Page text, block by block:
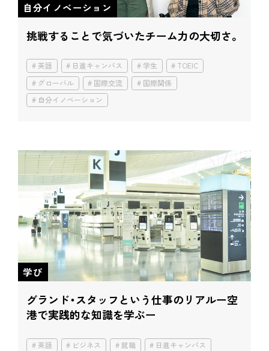
自分イノベーション
挑戦することで気づいたチーム力の大切さ。
英語 日進キャンパス 学生
TOEIC
グローバル
国際交流
国際関係
自分イノベーション
学び
グランド・スタッフという仕事のリアルー空
港で実践的な知識を学ぶー
英語 ビジネス 就職
日進キャンパス